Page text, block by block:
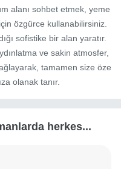
alanı sohbet etmek, yeme
özgürce kullanabilirsiniz.
sofistike bir alan yaratır.
ve sakin atmosfer,
tamamen size öze
olanak tanır.
herkes...